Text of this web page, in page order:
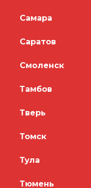
Самара
Саратов
Смоленск
Тамбов
Тверь
Томск
Тула
Тюмень